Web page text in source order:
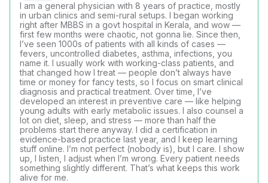
I am a general physician with 8 years of practice, mostly
in urban clinics and semi-rural setups. I began working
right after MBBS in a govt hospital in Kerala, and wow —
first few months were chaotic, not gonna lie. Since then,
I’ve seen 1000s of patients with all kinds of cases —
fevers, uncontrolled diabetes, asthma, infections, you
name it. I usually work with working-class patients, and
that changed how I treat — people don’t always have
time or money for fancy tests, so I focus on smart clinical
diagnosis and practical treatment. Over time, I’ve
developed an interest in preventive care — like helping
young adults with early metabolic issues. I also counsel a
lot on diet, sleep, and stress — more than half the
problems start there anyway. I did a certification in
evidence-based practice last year, and I keep learning
stuff online. I’m not perfect (nobody is), but I care. I show
up, I listen, I adjust when I’m wrong. Every patient needs
something slightly different. That’s what keeps this work
alive for me.